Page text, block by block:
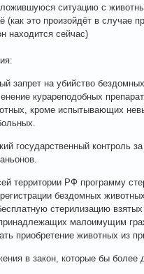
ситуацию с
это произойдёт в случае
находится сейчас)
запрет на убийство
курареподобных
кроме испытывающих
государственный контроль
территории РФ программу
бездомных
стерилизацию
малоимущим
приобретение животных из
в закон, которые бы более